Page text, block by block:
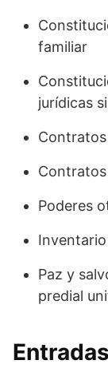
familiar
jurídicas
Poderes
Paz y
predial